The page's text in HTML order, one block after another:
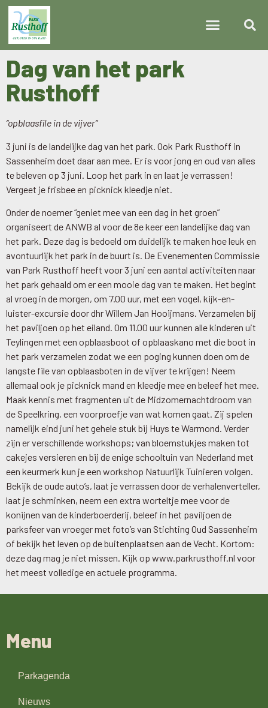
Dag van het park
Rusthoff
“opblaasfile in de vijver”
3 juni is de landelijke dag van het park. Ook Park Rusthoff in
Sassenheim doet daar aan mee. Er is voor jong en oud van alles
te beleven op 3 juni. Loop het park in en laat je verrassen!
Vergeet je frisbee en picknick kleedje niet.
Onder de noemer “geniet mee van een dag in het groen”
organiseert de ANWB al voor de 8e keer een landelijke dag van
het park. Deze dag is bedoeld om duidelijk te maken hoe leuk en
avontuurlijk het park in de buurt is. De Evenementen Commissie
van Park Rusthoff heeft voor 3 juni een aantal activiteiten naar
het park gehaald om er een mooie dag van te maken. Het begint
al vroeg in de morgen, om 7.00 uur, met een vogel, kijk-en-
luister-excursie door dhr Willem Jan Hooijmans. Verzamelen bij
het paviljoen op het eiland. Om 11.00 uur kunnen alle kinderen uit
Teylingen met een opblaasboot of opblaaskano met die boot in
het park verzamelen zodat we een poging kunnen doen om de
langste file van opblaasboten in de vijver te krijgen! Neem
allemaal ook je picknick mand en kleedje mee en beleef het mee.
Maak kennis met fragmenten uit de Midzomernachtdroom van
de Speelkring, een voorproefje van wat komen gaat. Zij spelen
namelijk eind juni het gehele stuk bij Huys te Warmond. Verder
zijn er verschillende workshops; van bloemstukjes maken tot
cakejes versieren en bij de enige schooltuin van Nederland met
een keurmerk kun je een workshop Natuurlijk Tuinieren volgen.
Bekijk de oude auto’s, laat je verrassen door de verhalenverteller,
laat je schminken, neem een extra worteltje mee voor de
konijnen van de kinderboerderij, beleef in het paviljoen de
parksfeer van vroeger met foto’s van Stichting Oud Sassenheim
of bekijk het leven op de buitenplaatsen aan de Vecht. Kortom:
deze dag mag je niet missen. Kijk op www.parkrusthoff.nl voor
het meest volledige en actuele programma.
Menu
Parkagenda
Nieuws